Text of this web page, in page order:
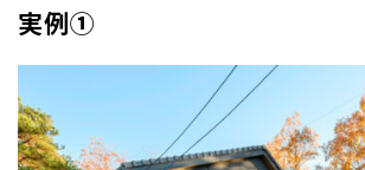
実例①